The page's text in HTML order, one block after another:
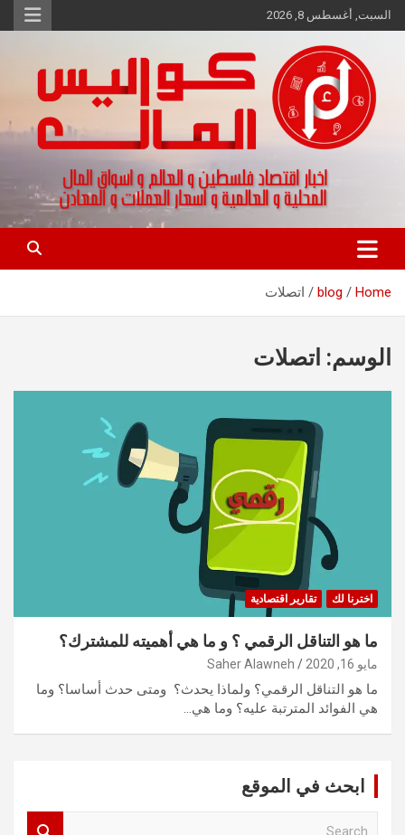
Skip
to
السبت, أغسطس 8, 2026
كواليس المال
اخبار اقتصاد فلسطين و العالم و تقارير اسواق المال و العملات
Home
blog اتصلات
الوسم: اتصلات
اخترنا لك تقارير اقتصادية
ما هو التناقل الرقمي ؟ و ما هي أهميته للمشترك؟
مايو 16, 2020 Saher Alawneh
ما هو التناقل الرقمي؟ ولماذا يحدث؟ ومتى حدث أساسا؟ وما
هي الفوائد المترتبة عليه؟ وما هي…
ابحث في الموقع